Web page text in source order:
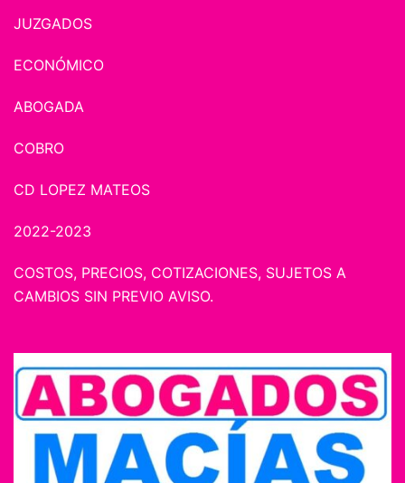
JUZGADOS
ECONÓMICO
ABOGADA
COBRO
CD LOPEZ MATEOS
2022-2023
COSTOS, PRECIOS, COTIZACIONES, SUJETOS A
CAMBIOS SIN PREVIO AVISO.